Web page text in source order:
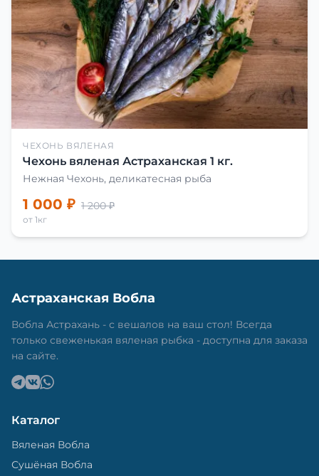
ЧЕХОНЬ ВЯЛЕНАЯ
Чехонь вяленая Астраханская 1 кг.
Нежная Чехонь, деликатесная рыба
1 000 ₽ 1 200 ₽
от 1кг
Астраханская Вобла
Вобла Астрахань - с вешалов на ваш стол! Всегда
только свеженькая вяленая рыбка - доступна для заказа
на сайте.
Каталог
Вяленая Вобла
Сушёная Вобла